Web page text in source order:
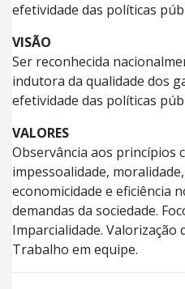
efetividade das políticas
VISÃO
Ser reconhecida
indutora da qualidade dos
efetividade das políticas
VALORES
Observância aos princípios
impessoalidade,
economicidade e eficiência
demandas da sociedade.
Imparcialidade. Valorização
Trabalho em equipe.